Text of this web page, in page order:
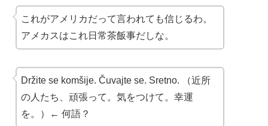
これがアメリカだって言われても信じるわ。
アメカスはこれ日常茶飯事だしな。
Držite se komšije. Čuvajte se. Sretno. （近所
の人たち、頑張って。気をつけて。幸運
を。）← 何語？